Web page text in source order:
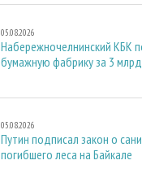
05.08.2026
Набережночелнинский КБК
бумажную фабрику за 3
05.08.2026
Путин подписал закон о
погибшего леса на Байкале